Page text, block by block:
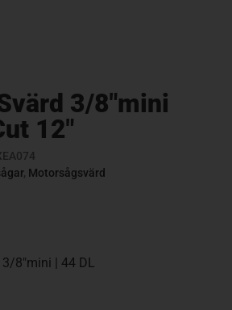
3/8″mini
12″
, Motorsågsvärd
8″mini | 44 DL